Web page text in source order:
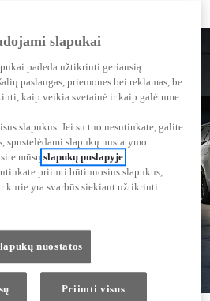
25 metus pirmauja hibridinių elektrinių technologijų srityje.
klasės vairavimo savybėmis ir puikiu nuvažiuojamu
slapukai
padeda užtikrinti geriausią
paslaugas, priemones bei reklamas, be
kaip veikia svetainė ir kaip galėtume
slapukus. Jei su tuo nesutinkate, galite
spustelėdami slapukų nustatymo
mūsųslapukų puslapyje.
priimti būtinuosius slapukus,
kurie yra svarbūs siekiant užtikrinti
nuostatos
Priimti visus